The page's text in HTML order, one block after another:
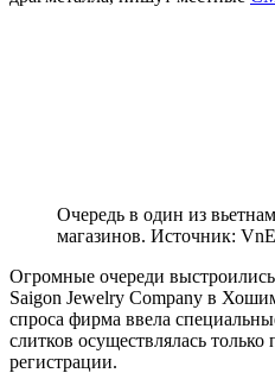
Очередь в один из
магазинов. Источник:
Огромные очереди
Saigon Jewelry Company в
спроса фирма ввела
слитков осуществлялась
регистрации.